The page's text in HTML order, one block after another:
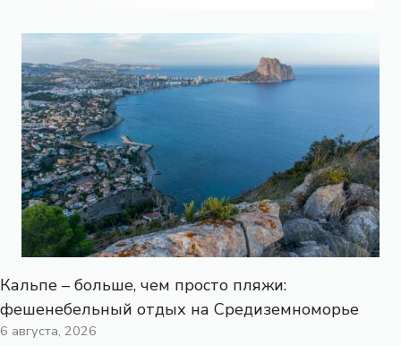
Кальпе – больше, чем просто пляжи:
фешенебельный отдых на Средиземноморье
6 августа, 2026